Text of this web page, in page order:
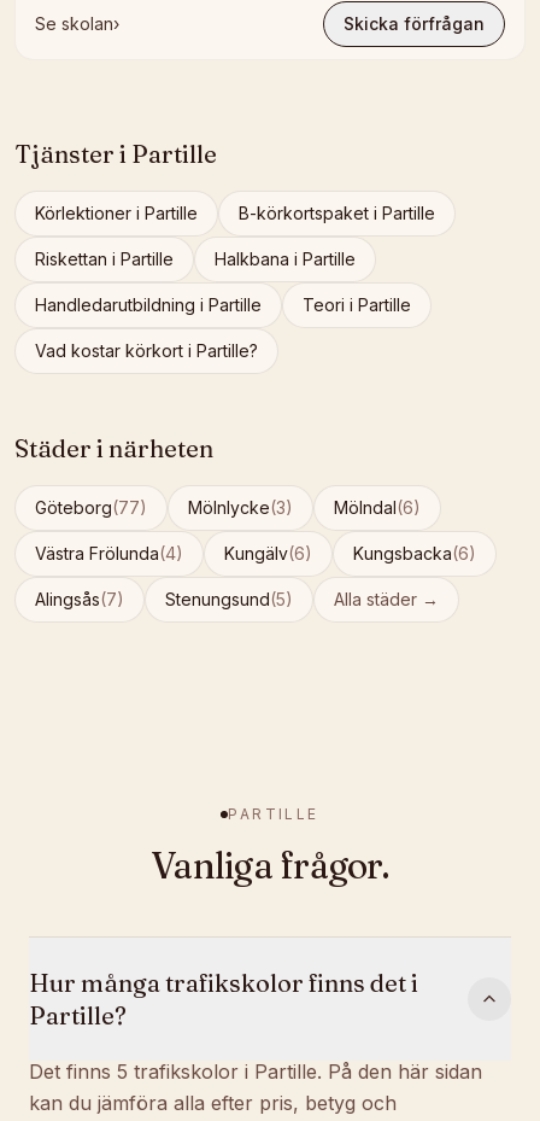
Se skolan› Skicka förfrågan
Tjänster i Partille
Körlektioner i Partille B-körkortspaket i Partille
Riskettan i Partille Halkbana i Partille
Handledarutbildning i Partille Teori i Partille
Vad kostar körkort i Partille?
Städer i närheten
Göteborg(77) Mölnlycke(3) Mölndal(6)
Västra Frölunda(4) Kungälv(6) Kungsbacka(6)
Alingsås(7) Stenungsund(5) Alla städer →
PARTILLE
Vanliga frågor.
Hur många trafikskolor finns det i
Partille?
Det finns 5 trafikskolor i Partille. På den här sidan
kan du jämföra alla efter pris, betyg och